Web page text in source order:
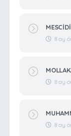
8 ay
8 ay
8 ay